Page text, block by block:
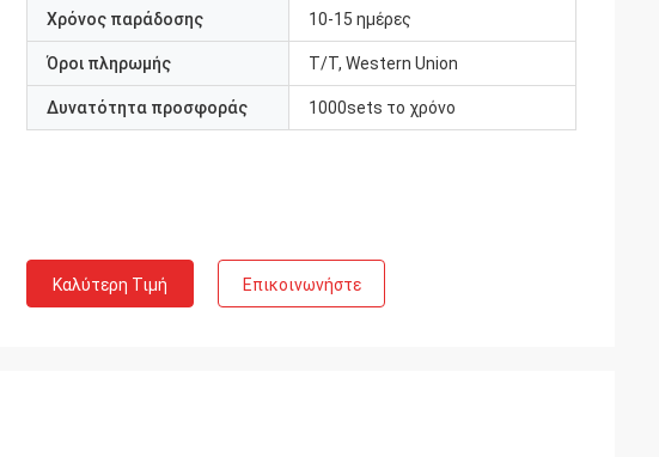
Χρόνος παράδοσης 10-15 ημέρες
Όροι πληρωμής T/T, Western Union
Δυνατότητα προσφοράς 1000sets το χρόνο
Καλύτερη Τιμή Επικοινωνήστε